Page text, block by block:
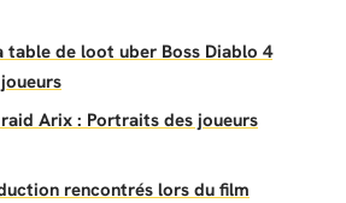
table de loot uber Boss Diablo 4
raid Arix : Portraits des joueurs
rencontrés lors du film